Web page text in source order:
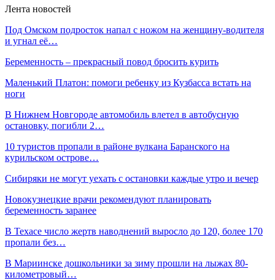
Лента новостей
Под Омском подросток напал с ножом на женщину-водителя
и угнал её…
Беременность – прекрасный повод бросить курить
Маленький Платон: помоги ребенку из Кузбасса встать на
ноги
В Нижнем Новгороде автомобиль влетел в автобусную
остановку, погибли 2…
10 туристов пропали в районе вулкана Баранского на
курильском острове…
Сибиряки не могут уехать с остановки каждые утро и вечер
Новокузнецкие врачи рекомендуют планировать
беременность заранее
В Техасе число жертв наводнений выросло до 120, более 170
пропали без…
В Мариинске дошкольники за зиму прошли на лыжах 80-
километровый…